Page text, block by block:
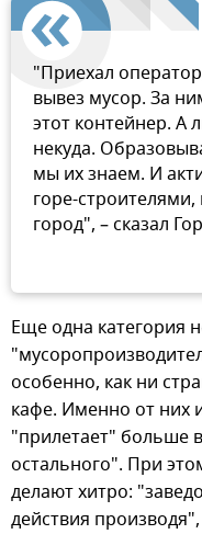
"Приехал
вывез мусор. За
этот контейнер. А
некуда.
мы их знаем. И
горе-
город", – сказал
Еще одна категория
особенно, как ни
кафе. Именно от них
"прилетает" больше
остального". При
делают хитро:
действия